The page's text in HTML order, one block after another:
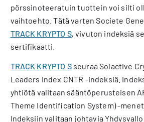
pörssinoteeratuin tuottein voi silti
vaihtoehto. Tätä varten Societe
TRACK KRYPTO S, vivuton indeksiä
sertifikaatti.
TRACK KRYPTO Sseuraa Solactive
Leaders Index CNTR -indeksiä.
yhtiötä valitaan sääntöperusteisen
Theme Identification System) -
Indeksiin valitaan johtavia